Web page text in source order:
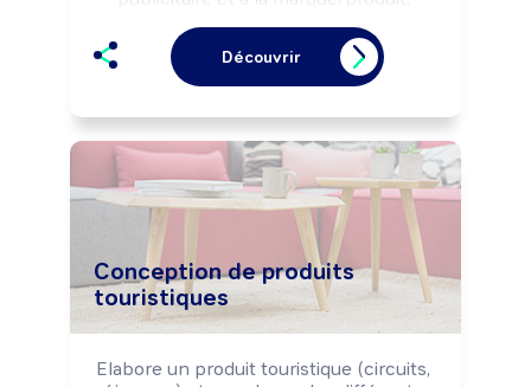
commerciale de l'entreprise ou de
l'annonceur.
Peut négocier l'achat d'espaces
de supports média.
Peut coordonner une équipe ou un
service.
Découvrir
Conception de produits
touristiques
Elabore un produit touristique (circuits,